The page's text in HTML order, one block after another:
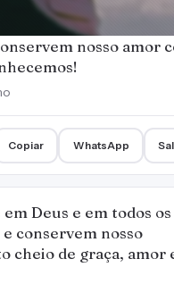
nosso amor
Copiar WhatsApp
em Deus e em todos
conservem nosso
cheio de graça, amor